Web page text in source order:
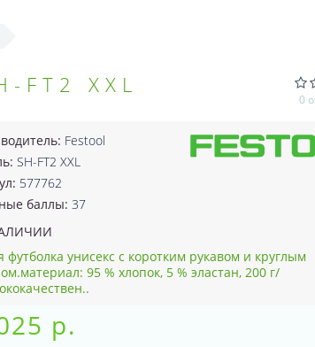
XXL
0
Festool
SH-FT2 XXL
577762
баллы: 37
футболка унисекс с коротким рукавом и круглым
95 % хлопок, 5 % эластан, 200 г/
р.